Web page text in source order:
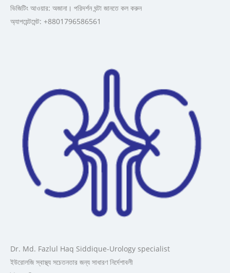
ভিজিটিং আওয়ার: অজানা। পরিদর্শন ঘন্টা জানতে কল করুন
অ্যাপয়েন্টমেন্ট: +8801796586561
Dr. Md. Fazlul Haq Siddique-Urology specialist
ইউরোলজি স্বাস্থ্য সচেতনতার জন্য সাধারণ নির্দেশাবলী